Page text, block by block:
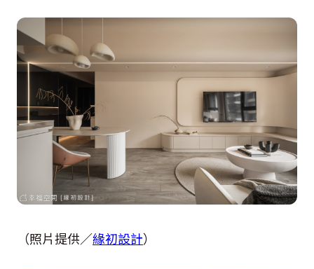
（照片提供／緣初設計）